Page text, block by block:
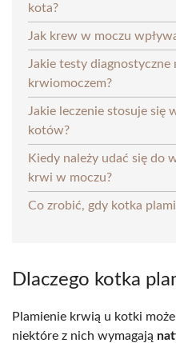
kota?
Jak krew w moczu
Jakie testy
krwiomoczem?
Jakie leczenie stosuje się
kotów?
Kiedy należy udać się do
krwi w moczu?
Co zrobić, gdy kotka
Dlaczego kotka
Plamienie krwią u kotki
niektóre z nich wymagają